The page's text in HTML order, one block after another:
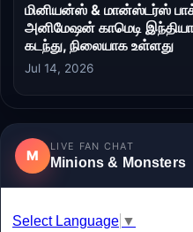
மினியன்ஸ் & மான்ஸ்டர்ஸ்
அனிமேஷன் காமெடி
கடந்து, நிலையாக உள்ளது
Jul 14, 2026
M
LIVE FAN CHAT
Minions & Monsters